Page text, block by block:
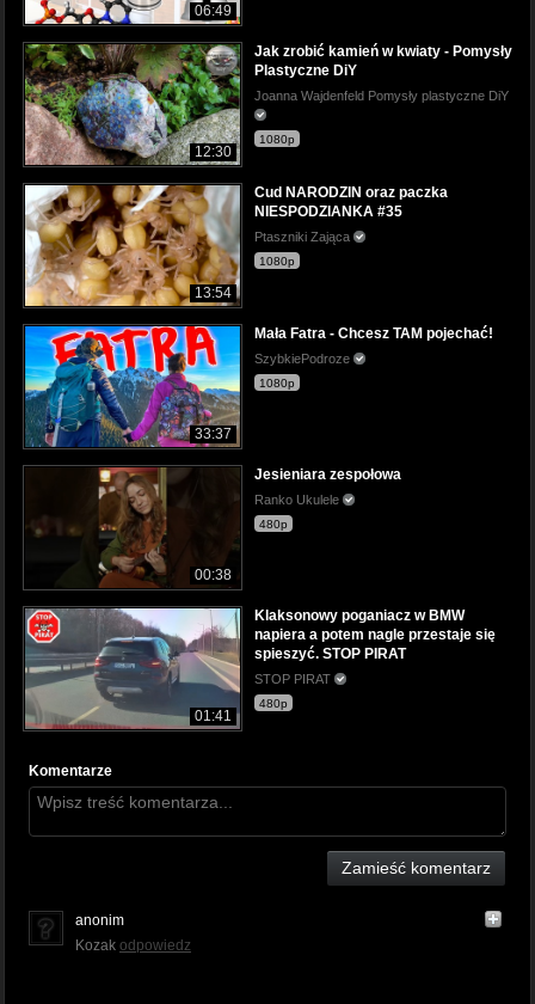
06:49
12:30
Jak zrobić kamień w kwiaty - Pomysły
Plastyczne DiY
Joanna Wajdenfeld Pomysły plastyczne DiY
1080p
13:54
Cud NARODZIN oraz paczka
NIESPODZIANKA #35
Ptaszniki Zająca
1080p
33:37
Mała Fatra - Chcesz TAM pojechać!
SzybkiePodroze
1080p
00:38
Jesieniara zespołowa
Ranko Ukulele
480p
01:41
Klaksonowy poganiacz w BMW
napiera a potem nagle przestaje się
spieszyć. STOP PIRAT
STOP PIRAT
480p
Komentarze
Zamieść komentarz
anonim
Kozak odpowiedz